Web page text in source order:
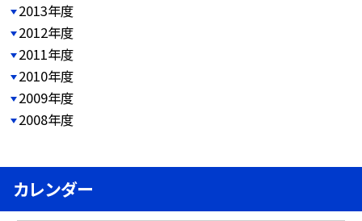
2013年度
2012年度
2011年度
2010年度
2009年度
2008年度
カレンダー